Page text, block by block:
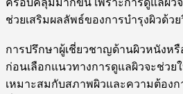
ช่วยเสริมผลลัพธ์ของการบำรุงผิวด้ว
การปรึกษาผู้เชี่ยวชาญด้านผิวหนังหรื
ก่อนเลือกแนวทางการดูแลผิวจะช่วย
เหมาะสมกับสภาพผิวและความต้อง